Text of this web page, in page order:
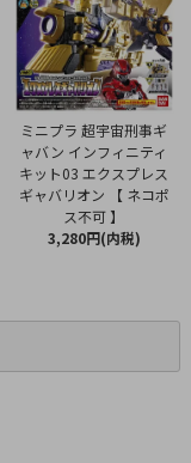
ミニプラ 超宇宙刑事ギ
ャバン インフィニティ
キット03 エクスプレス
ギャバリオン 【 ネコポ
ス不可 】
3,280円(内税)